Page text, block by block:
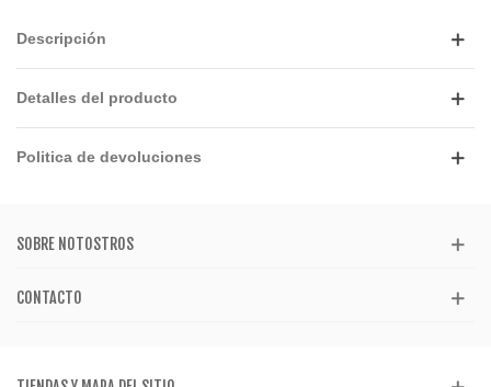
Descripción
Detalles del producto
Politica de devoluciones
SOBRE NOTOSTROS
CONTACTO